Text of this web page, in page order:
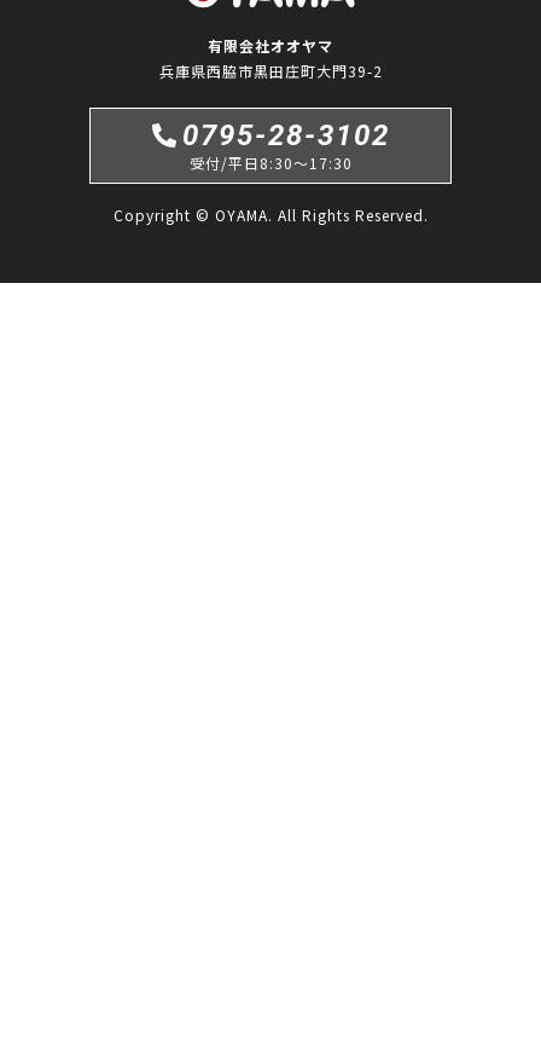
有限会社オオヤマ
兵庫県西脇市黒田庄町大門39-2
0795-28-3102
受付/平日8:30〜17:30
Copyright © OYAMA. All Rights Reserved.